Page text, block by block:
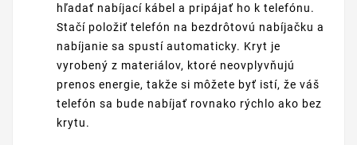
hľadať nabíjací kábel a pripájať ho k telefónu.
Stačí položiť telefón na bezdrôtovú nabíjačku a
nabíjanie sa spustí automaticky. Kryt je
vyrobený z materiálov, ktoré neovplyvňujú
prenos energie, takže si môžete byť istí, že váš
telefón sa bude nabíjať rovnako rýchlo ako bez
krytu.